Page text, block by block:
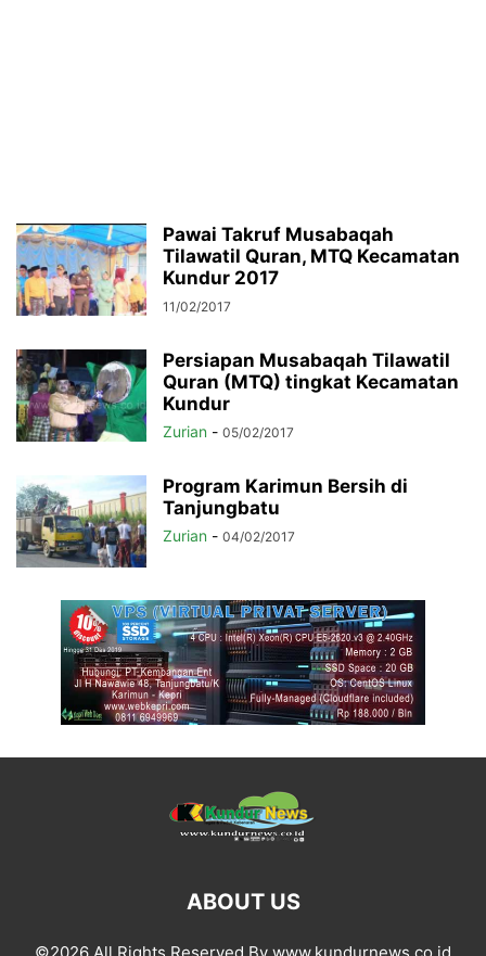
Pawai Takruf Musabaqah
Tilawatil Quran, MTQ Kecamatan
Kundur 2017
11/02/2017
Persiapan Musabaqah Tilawatil
Quran (MTQ) tingkat Kecamatan
Kundur
Zurian - 05/02/2017
Program Karimun Bersih di
Tanjungbatu
Zurian - 04/02/2017
ABOUT US